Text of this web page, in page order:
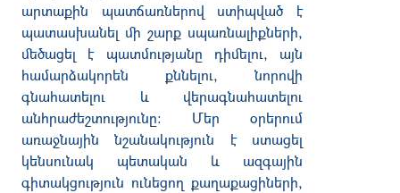
արտաքին պատճառներով ստիպված է
պատասխանել մի շարք սպառնալիքների,
մեծացել է պատմությանը դիմելու, այն
համարձակորեն քննելու, նորովի
գնահատելու և վերագնահատելու
անհրաժեշտությունը։ Մեր օրերում
առաջնային նշանակություն է ստացել
կենսունակ պետական և ազգային
գիտակցություն ունեցող քաղաքացիների,